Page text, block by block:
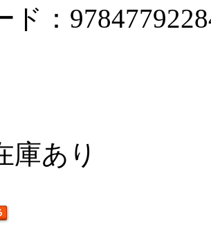
ド：
庫あり